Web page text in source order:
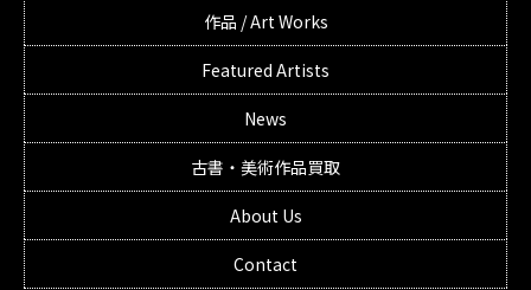
作品 / Art Works
Featured Artists
News
古書・美術作品買取
About Us
Contact